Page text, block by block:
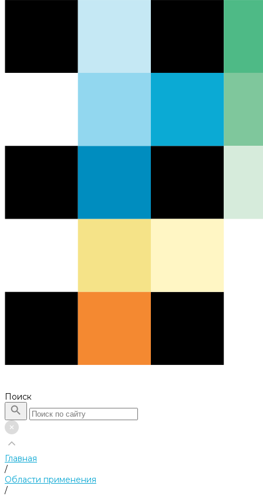
Поиск
Главная
/
Области применения
/